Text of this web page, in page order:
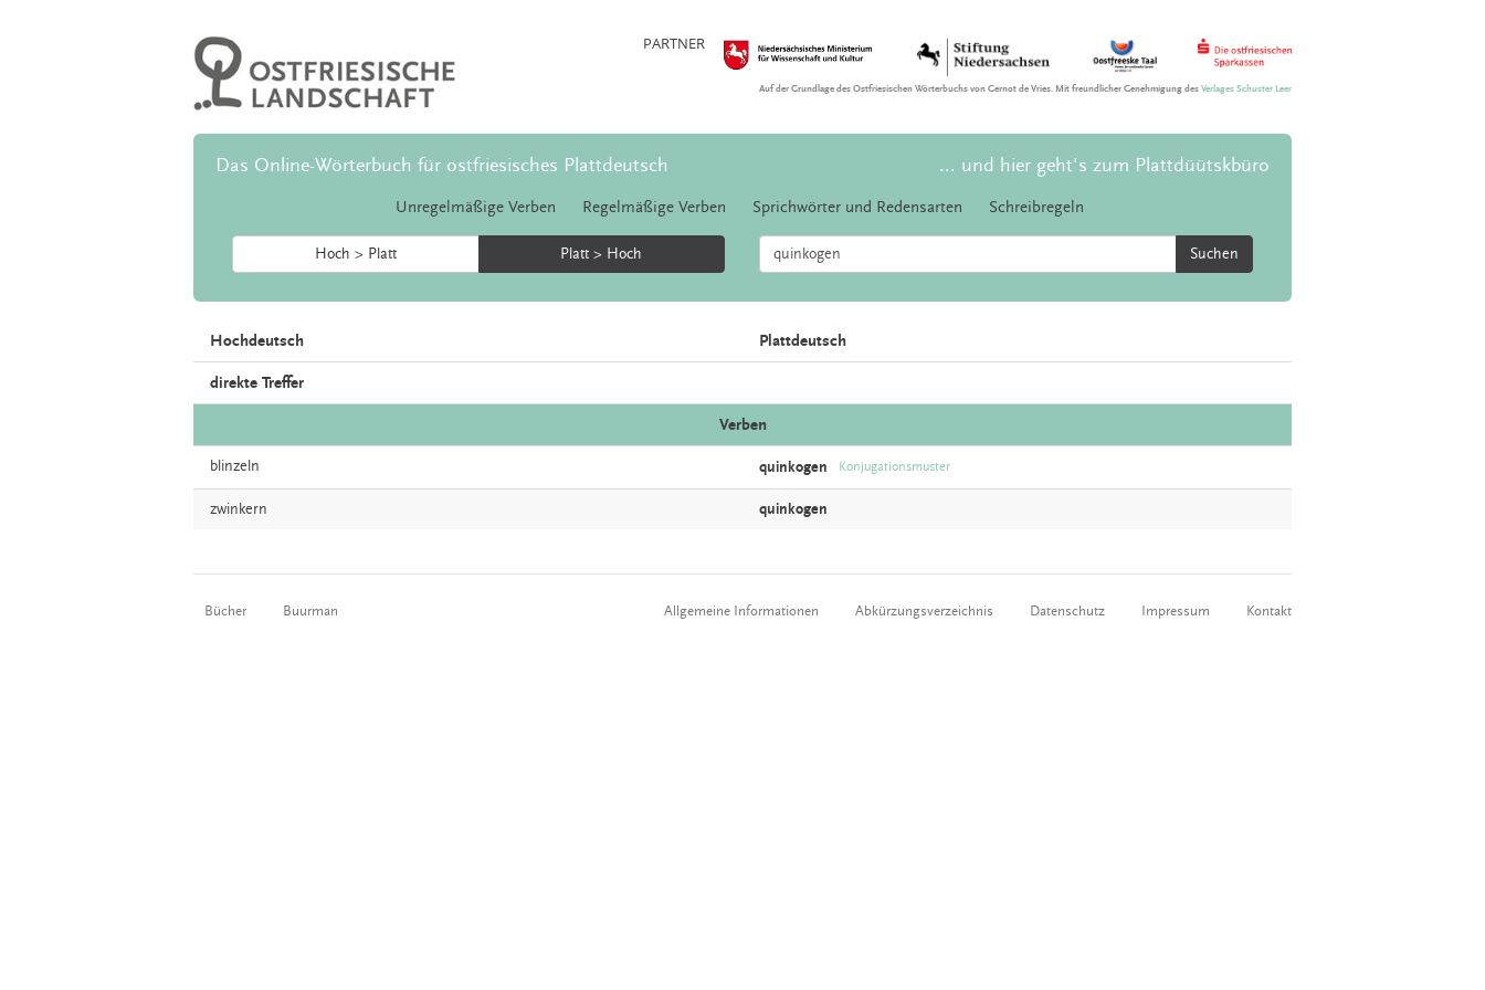
PARTNER
Auf der Grundlage des Ostfriesischen Wörterbuchs von Gernot de Vries. Mit freundlicher Genehmigung desVerlages Schuster Leer
Das Online-Wörterbuch für ostfriesisches Plattdeutsch ... und hier geht's zum Plattdüütskbüro
Unregelmäßige Verben Regelmäßige Verben Sprichwörter und Redensarten Schreibregeln
Hoch > Platt Platt > Hoch Suchen
Hochdeutsch Plattdeutsch
direkte Treffer
Verben
blinzeln quinkogen Konjugationsmuster
zwinkern quinkogen
Bücher Buurman Allgemeine Informationen Abkürzungsverzeichnis Datenschutz Impressum Kontakt